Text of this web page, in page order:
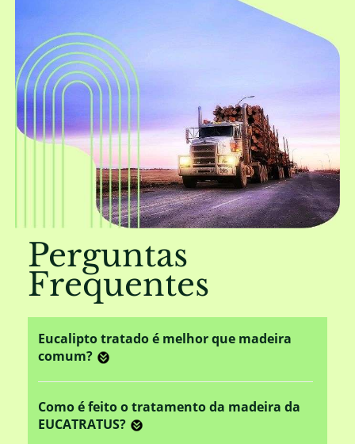
Perguntas
Frequentes
Eucalipto tratado é melhor que madeira
comum?
Como é feito o tratamento da madeira da
EUCATRATUS?